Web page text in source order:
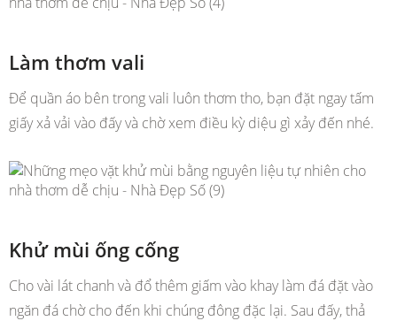
Làm thơm vali
Để quần áo bên trong vali luôn thơm tho, bạn đặt ngay tấm
giấy xả vải vào đấy và chờ xem điều kỳ diệu gì xảy đến nhé.
Khử mùi ống cống
Cho vài lát chanh và đổ thêm giấm vào khay làm đá đặt vào
ngăn đá chờ cho đến khi chúng đông đặc lại. Sau đấy, thả